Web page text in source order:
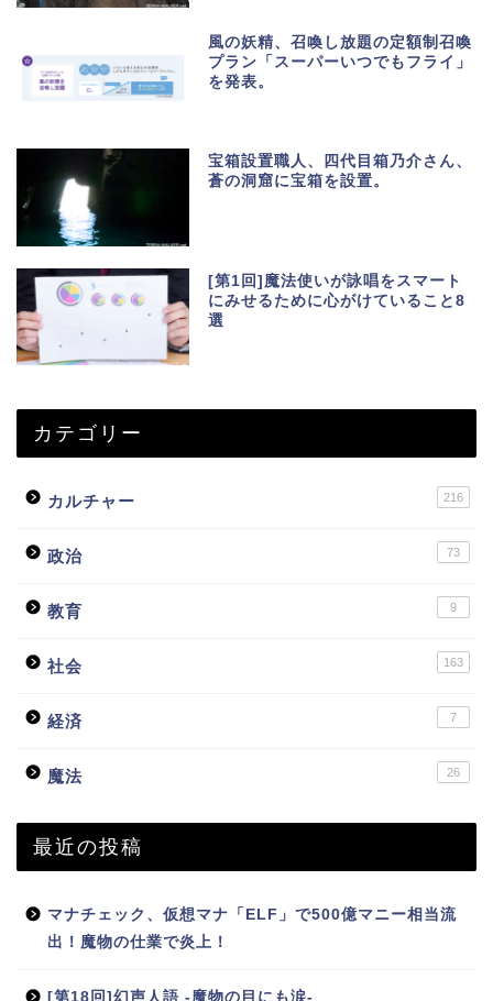
風の妖精、召喚し放題の定額制召喚
プラン「スーパーいつでもフライ」
を発表。
宝箱設置職人、四代目箱乃介さん、
蒼の洞窟に宝箱を設置。
[第1回]魔法使いが詠唱をスマート
にみせるために心がけていること8
選
カテゴリー
カルチャー 216
政治 73
教育 9
社会 163
経済 7
魔法 26
最近の投稿
マナチェック、仮想マナ「ELF」で500億マニー相当流
出！魔物の仕業で炎上！
[第18回]幻声人語 -魔物の目にも涙-